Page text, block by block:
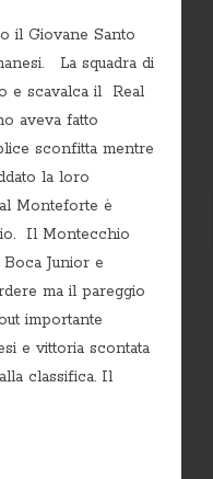
il Giovane Santo
La squadra di
e scavalca il Real
aveva fatto
sconfitta mentre
la loro
Monteforte è
Il Montecchio
Junior e
ma il pareggio
importante
e vittoria scontata
classifica. Il